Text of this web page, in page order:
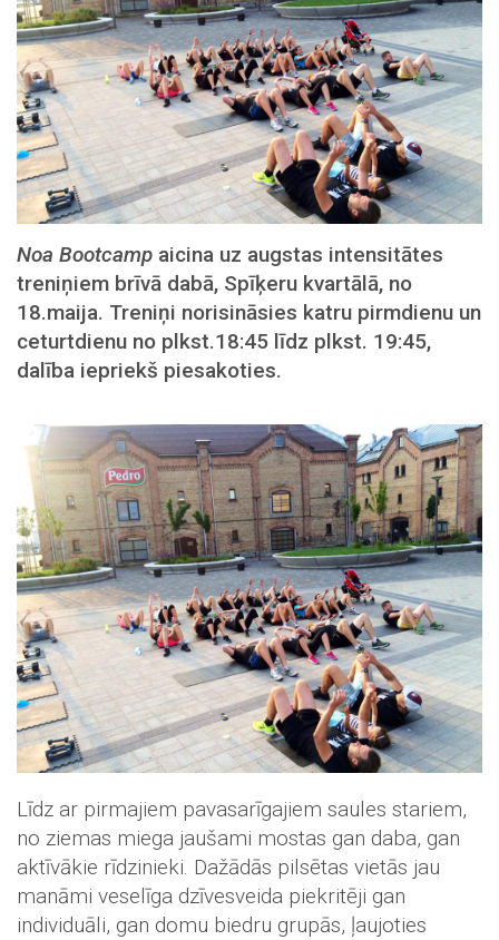
Noa Bootcamp aicina uz augstas intensitātes
treniņiem brīvā dabā, Spīķeru kvartālā, no
18.maija. Treniņi norisināsies katru pirmdienu un
ceturtdienu no plkst.18:45 līdz plkst. 19:45,
dalība iepriekš piesakoties.
Līdz ar pirmajiem pavasarīgajiem saules stariem,
no ziemas miega jaušami mostas gan daba, gan
aktīvākie rīdzinieki. Dažādās pilsētas vietās jau
manāmi veselīga dzīvesveida piekritēji gan
individuāli, gan domu biedru grupās, ļaujoties